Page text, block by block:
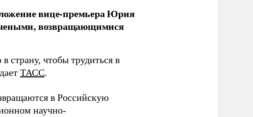
вице-премьера Юрия
возвращающимися
страну, чтобы трудиться в
ТАСС.
в Российскую
научно-